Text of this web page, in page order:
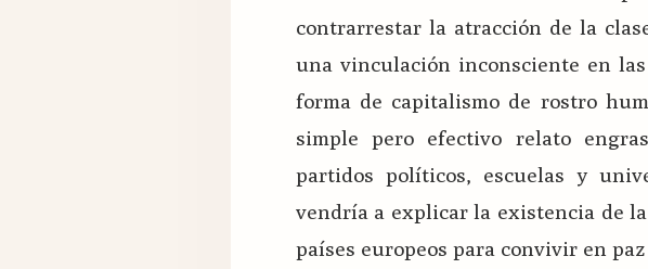
contrarrestar la atracción de la
una vinculación inconsciente en
forma de capitalismo de rostro
simple pero efectivo relato
partidos políticos, escuelas y
vendría a explicar la existencia de
países europeos para convivir en